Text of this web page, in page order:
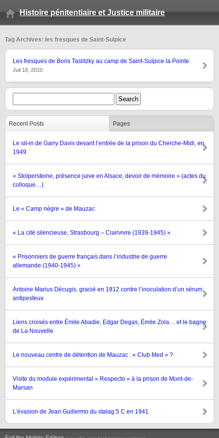
Histoire pénitentiaire et Justice militaire
Tag Archives: les fresques de Saint-Sulpice
Les fresques de Boris Taslitzky au camp de Saint-Sulpice la Pointe
Juil 18, 2010
Recent Posts Pages
Le sit-in de Garry Davis devant l’entrée de la prison du Cherche-Midi, en
1949
« Stolpersteine, présence juive en Alsace, devoir de mémoire » (actes du
colloque…)
Le « Camp nègre » de Mauzac
« La cité silencieuse, Strasbourg – Clairvivre (1939-1945) »
« Prisonniers de guerre français dans l’industrie de guerre
allemande (1940-1945) »
Antoine Marius Décugis, gracié en 1912 contre l’inoculation d’un sérum
antipesteux
Liens croisés entre Émile Abadie, Edgar Degas, Émile Zola… et le bagne
de La Nouvelle
Le nouveau centre de détention de Mauzac : « Club Med » ?
Visite du module expérimental « Respecto » à la prison de Mont-de-
Marsan
L’évasion de Jean Guillermo du stalag 5 C en 1941